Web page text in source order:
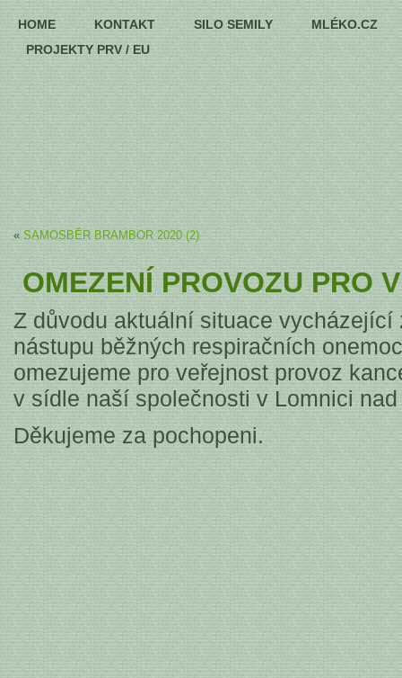
HOME KONTAKT SILO SEMILY
MLÉKO.CZ
PROJEKTY PRV / EU
«SAMOSBĚR BRAMBOR 2020 (2)
OMEZENÍ PROVOZU PRO
Z důvodu aktuální situace vycházející
nástupu běžných respiračních
omezujeme pro veřejnost provoz
v sídle naší společnosti v Lomnici
Děkujeme za pochopeni.